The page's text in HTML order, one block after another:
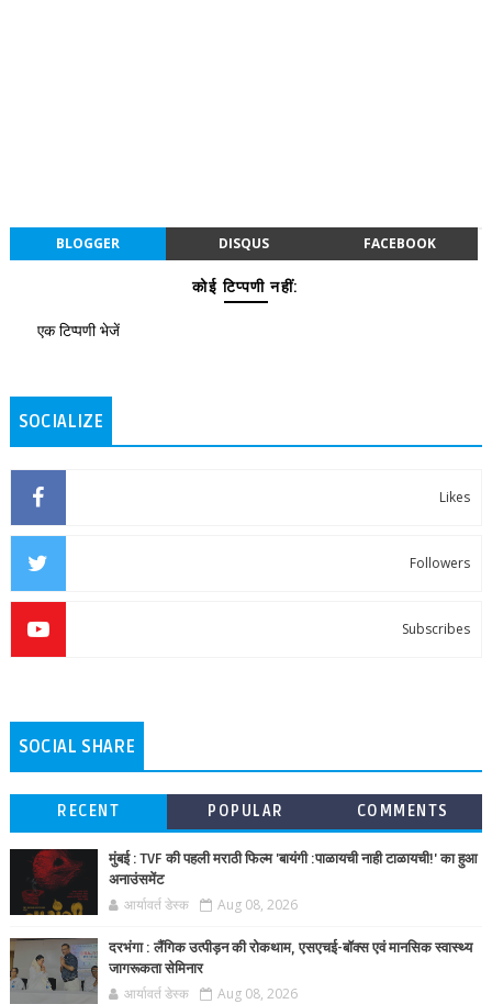
BLOGGER DISQUS FACEBOOK
कोई टिप्पणी नहीं:
एक टिप्पणी भेजें
SOCIALIZE
Likes
Followers
Subscribes
SOCIAL SHARE
RECENT POPULAR COMMENTS
मुंबई : TVF की पहली मराठी फिल्म 'बायंगी :पाळायची नाही टाळायची!' का हुआ
अनाउंसमेंट
आर्यावर्त डेस्क Aug 08, 2026
दरभंगा : लैंगिक उत्पीड़न की रोकथाम, एसएचई-बॉक्स एवं मानसिक स्वास्थ्य
जागरूकता सेमिनार
आर्यावर्त डेस्क Aug 08, 2026